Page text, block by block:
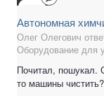
Автономная
Олег Олегович
Оборудование для
Почитал, пошукал.
то машины